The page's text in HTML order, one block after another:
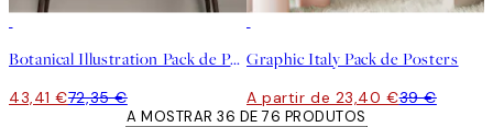
Botanical Illustration Pack de Posters
43,41 €72,35 €
Graphic Italy Pack de Posters
A partir de 23,40 €39 €
A MOSTRAR 36 DE 76 PRODUTOS